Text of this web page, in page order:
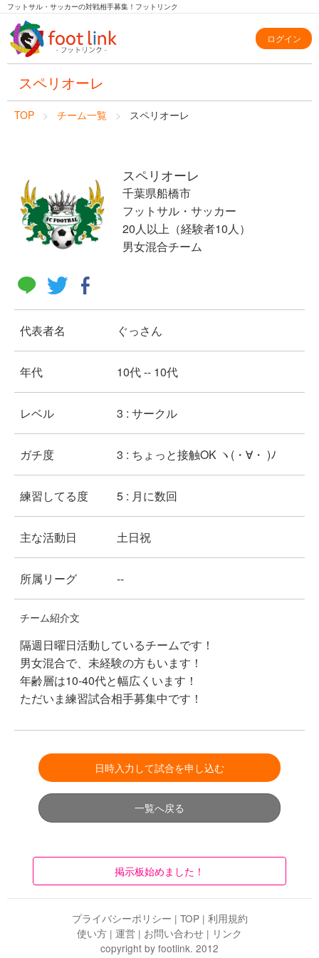
フットサル・サッカーの対戦相手募集！フットリンク
ログイン
スペリオーレ
TOP チーム一覧 スペリオーレ
スペリオーレ
千葉県船橋市
フットサル・サッカー
20人以上（経験者10人）
男女混合チーム
代表者名 ぐっさん
年代 10代 -- 10代
レベル 3 : サークル
ガチ度 3 : ちょっと接触OK ヽ(・∀・ )ﾉ
練習してる度 5 : 月に数回
主な活動日 土日祝
所属リーグ --
チーム紹介文
隔週日曜日活動しているチームです！
男女混合で、未経験の方もいます！
年齢層は10-40代と幅広くいます！
ただいま練習試合相手募集中です！
日時入力して試合を申し込む
一覧へ戻る
掲示板始めました！
プライバシーポリシー | TOP| 利用規約
使い方 | 運営 | お問い合わせ | リンク
copyright by footlink. 2012